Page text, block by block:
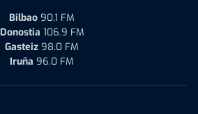
Bilbao 90.1 FM
Donostia 106.9 FM
Gasteiz 98.0 FM
Iruña 96.0 FM